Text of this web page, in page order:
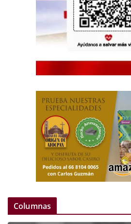
Columnas